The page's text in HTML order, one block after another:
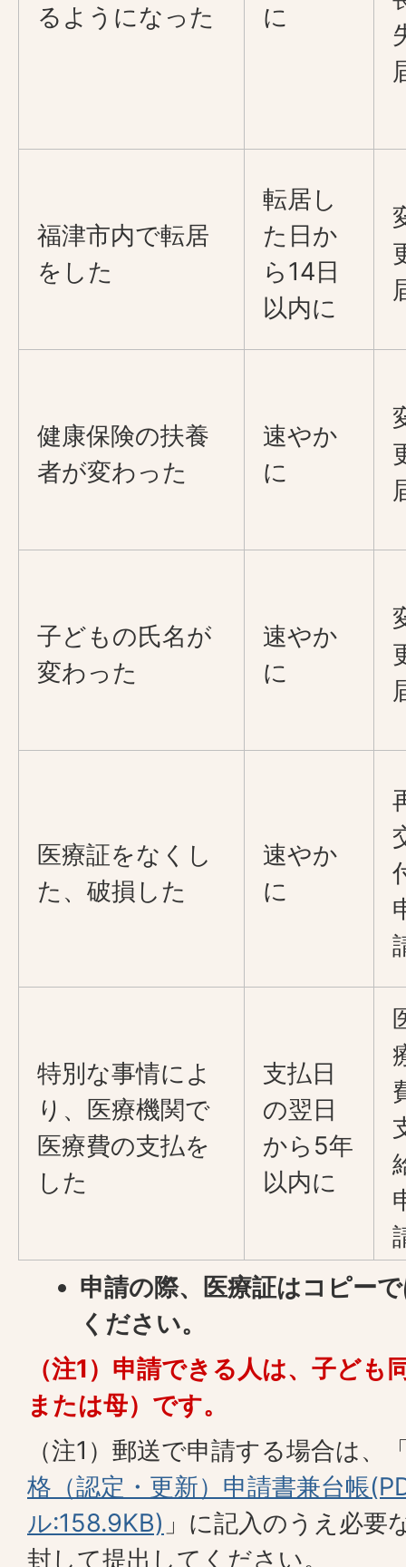
るようになった に
福津市内で転居
をした
転居し
た日か
ら14日
以内に
健康保険の扶養
者が変わった
速やか
に
子どもの氏名が
変わった
速やか
に
医療証をなくし
た、破損した
速やか
に
特別な事情によ
り、医療機関で
医療費の支払を
した
支払日
の翌日
から5年
以内に
申請の際、医療証はコピー
ください。
（注1）申請できる人は、子ども
または母）です。
（注1）郵送で申請する場合は、
格（認定・更新）申請書兼台帳
ル:158.9KB) 」に記入のうえ必要
封して提出してください。